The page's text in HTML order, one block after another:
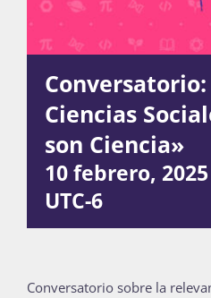
La
Conversatorio:
Ciencias
son Ciencia»
10 febrero,
UTC-6
Conversatorio sobre la